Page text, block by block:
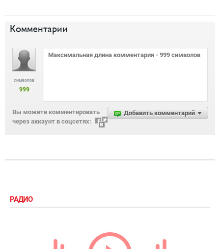
Комментарии
символов
999
Добавить комментарий
Вы можете комментировать
через аккаунт в соцсетях:
РАДИО